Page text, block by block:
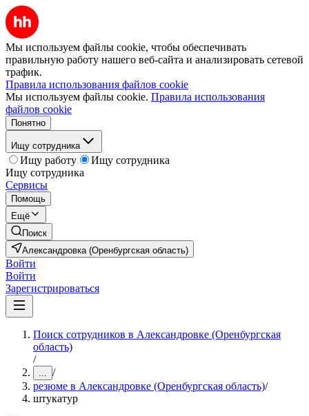
Мы используем файлы cookie, чтобы обеспечивать
правильную работу нашего веб-сайта и анализировать сетевой
трафик.
Правила использования файлов cookie
Мы используем файлы cookie. Правила использования
файлов cookie
Понятно
Ищу сотрудника
Ищу работу
Ищу сотрудника
Ищу сотрудника
Сервисы
Помощь
Ещё
Поиск
Александровка (Оренбургская область)
Войти
Войти
Зарегистрироваться
Поиск сотрудников в Александровке (Оренбургская
область)
/
... /
резюме в Александровке (Оренбургская область)/
штукатур